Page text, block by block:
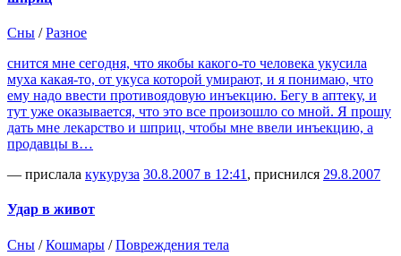
Сны /Разное
снится мне сегодня, что якобы какого-то человека укусила
муха какая-то, от укуса которой умирают, и я понимаю, что
ему надо ввести противоядовую инъекцию. Бегу в аптеку, и
тут уже оказывается, что это все произошло со мной. Я прошу
дать мне лекарство и шприц, чтобы мне ввели инъекцию, а
продавцы в…
— прислала кукуруза 30.8.2007 в 12:41 , приснился 29.8.2007
Удар в живот
Сны /Кошмары /Повреждения тела